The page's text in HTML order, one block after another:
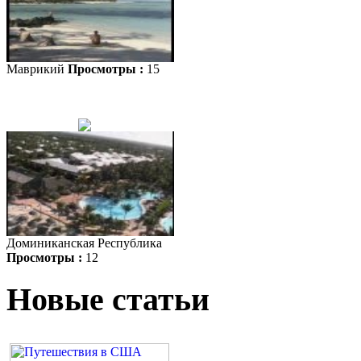
Маврикий Просмотры : 15
Доминиканская Республика
Просмотры : 12
Новые статьи